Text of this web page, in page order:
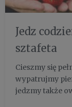
Jedz
sztafeta
Cieszmy się
wypatrujmy
jedzmy także
borówki,